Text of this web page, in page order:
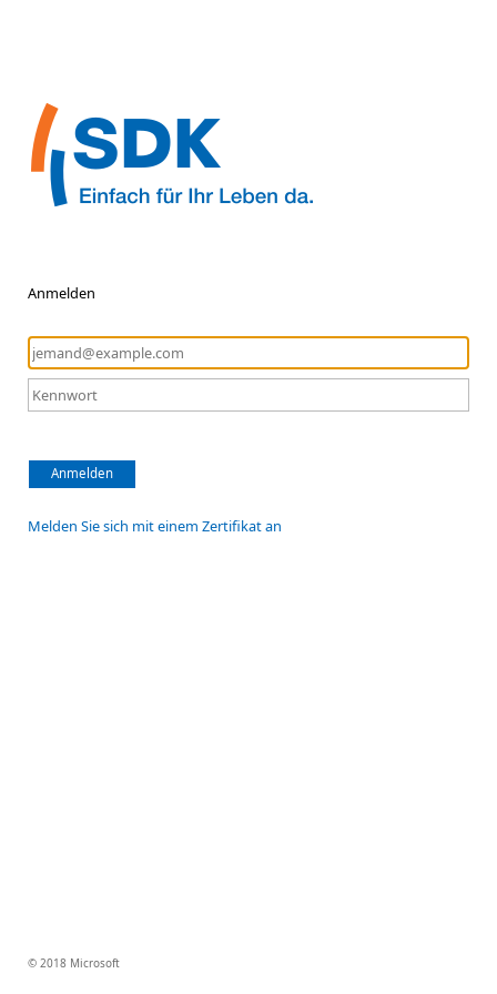
Anmelden
Anmelden
Melden Sie sich mit einem Zertifikat an
© 2018 Microsoft